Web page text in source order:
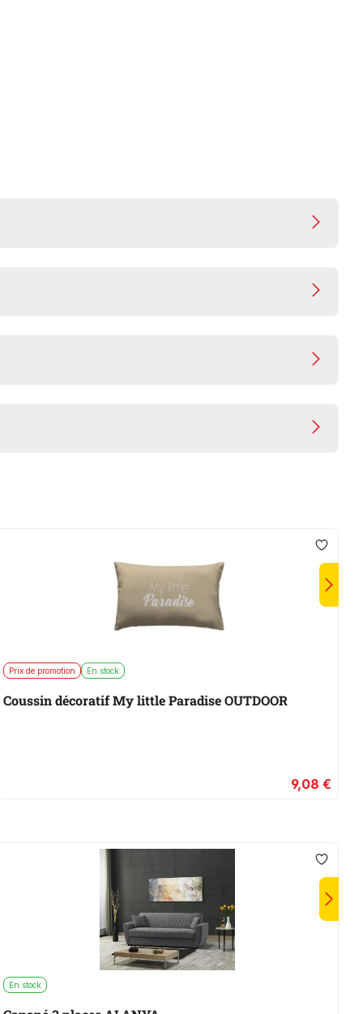
Prix de promotion En stock
Coussin décoratif My little Paradise OUTDOOR
9,08 €
En stock